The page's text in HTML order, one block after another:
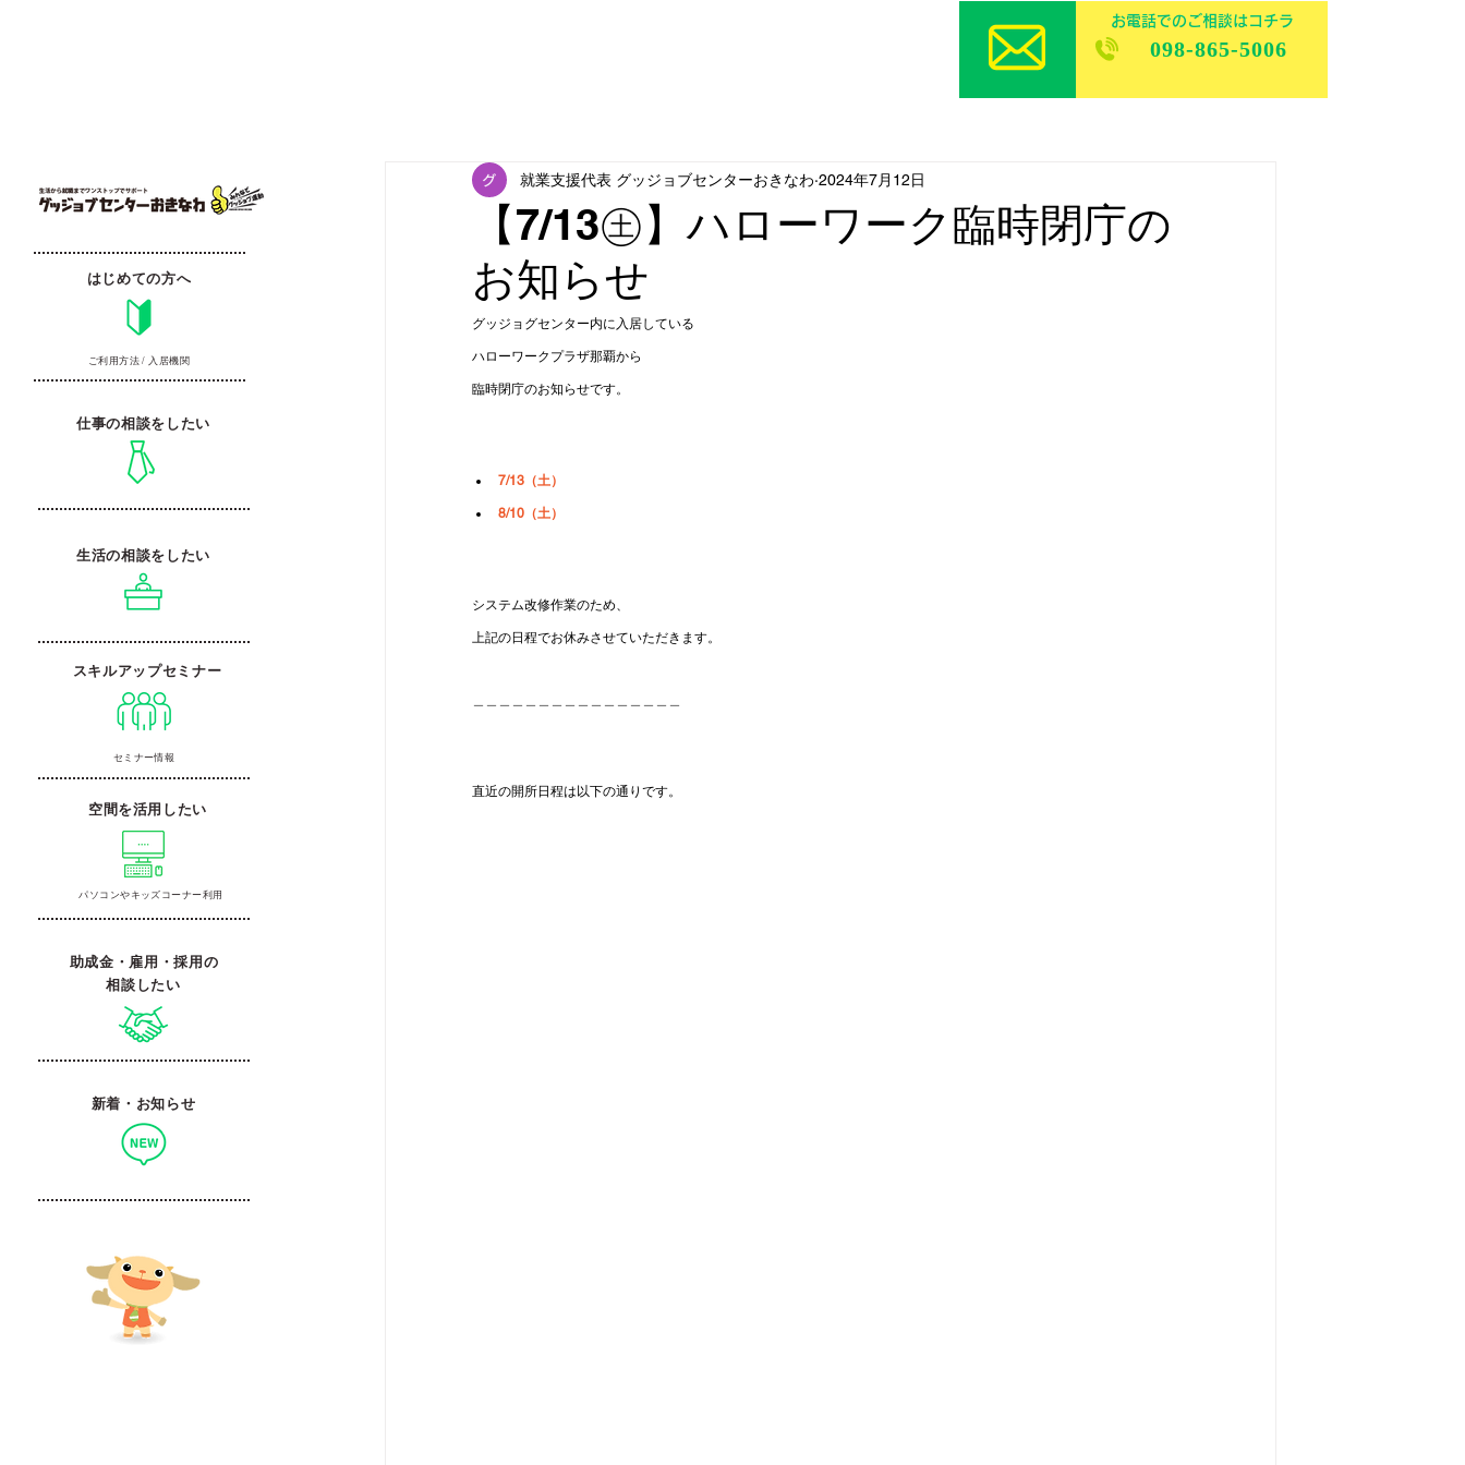
098-865-5006
お電話でのご相談はコチラ
【7/13㊏】ハローワーク臨時閉庁の
お知らせ
就業支援代表 グッジョブセンターおきなわ 2024年7月12日
グッジョグセンター内に入居している
ハローワークプラザ那覇から
臨時閉庁のお知らせです。
7/13（土）
8/10（土）
システム改修作業のため、
上記の日程でお休みさせていただきます。
直近の開所日程は以下の通りです。
はじめての方へ
ご利用方法 / 入居機関
スキルアップセミナー
空間を活用したい
パソコンやキッズコーナー利用
相談したい
助成金・雇用・採用の
新着・お知らせ
セミナー情報
生活の相談をしたい
仕事の相談をしたい